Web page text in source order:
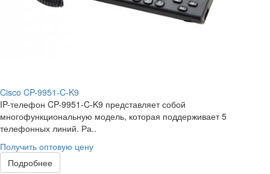
Cisco CP-9951-C-K9
IP-телефон CP-9951-C-K9 представляет собой
многофункциональную модель, которая поддерживает 5
телефонных линий. Ра..
Получить оптовую цену
Подробнее